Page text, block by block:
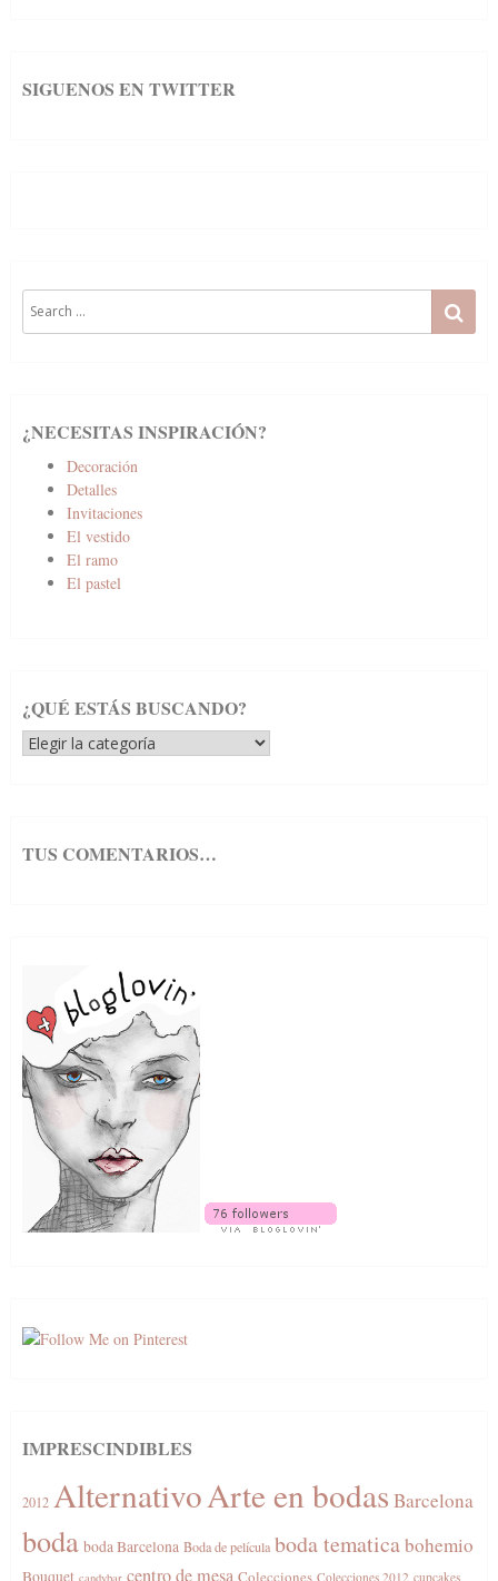
SIGUENOS EN TWITTER
for:
¿NECESITAS INSPIRACIÓN?
Decoración
Detalles
Invitaciones
El vestido
El ramo
El pastel
¿QUÉ ESTÁS BUSCANDO?
¿Qué
TUS COMENTARIOS…
IMPRESCINDIBLES
2012 AlternativoArte en bodas Barcelona
boda boda Barcelona Boda de película boda tematicabohemio
Bouquet candybar centro de mesa Colecciones Colecciones 2012 cupcakes